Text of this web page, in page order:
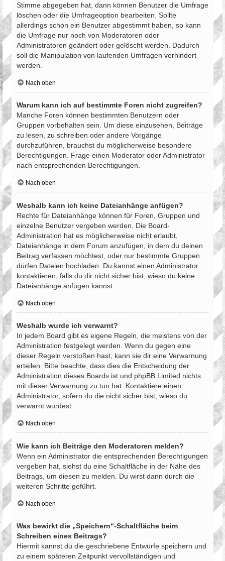
Stimme abgegeben hat, dann können Benutzer die Umfrage
löschen oder die Umfrageoption bearbeiten. Sollte
allerdings schon ein Benutzer abgestimmt haben, so kann
die Umfrage nur noch von Moderatoren oder
Administratoren geändert oder gelöscht werden. Dadurch
soll die Manipulation von laufenden Umfragen verhindert
werden.
Nach oben
Warum kann ich auf bestimmte Foren nicht zugreifen?
Manche Foren können bestimmten Benutzern oder
Gruppen vorbehalten sein. Um diese einzusehen, Beiträge
zu lesen, zu schreiben oder andere Vorgänge
durchzuführen, brauchst du möglicherweise besondere
Berechtigungen. Frage einen Moderator oder Administrator
nach entsprechenden Berechtigungen.
Nach oben
Weshalb kann ich keine Dateianhänge anfügen?
Rechte für Dateianhänge können für Foren, Gruppen und
einzelne Benutzer vergeben werden. Die Board-
Administration hat es möglicherweise nicht erlaubt,
Dateianhänge in dem Forum anzufügen, in dem du deinen
Beitrag verfassen möchtest, oder nur bestimmte Gruppen
dürfen Dateien hochladen. Du kannst einen Administrator
kontaktieren, falls du dir nicht sicher bist, wieso du keine
Dateianhänge anfügen kannst.
Nach oben
Weshalb wurde ich verwarnt?
In jedem Board gibt es eigene Regeln, die meistens von der
Administration festgelegt werden. Wenn du gegen eine
dieser Regeln verstoßen hast, kann sie dir eine Verwarnung
erteilen. Bitte beachte, dass dies die Entscheidung der
Administration dieses Boards ist und phpBB Limited nichts
mit dieser Verwarnung zu tun hat. Kontaktiere einen
Administrator, sofern du die nicht sicher bist, wieso du
verwarnt wurdest.
Nach oben
Wie kann ich Beiträge den Moderatoren melden?
Wenn ein Administrator die entsprechenden Berechtigungen
vergeben hat, siehst du eine Schaltfläche in der Nähe des
Beitrags, um diesen zu melden. Du wirst dann durch die
weiteren Schritte geführt.
Nach oben
Was bewirkt die „Speichern“-Schaltfläche beim
Schreiben eines Beitrags?
Hiermit kannst du die geschriebene Entwürfe speichern und
zu einem späteren Zeitpunkt vervollständigen und